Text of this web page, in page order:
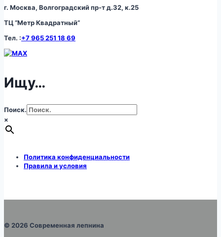
г. Москва, Волгоградский пр-т д.32, к.25
ТЦ “Метр Квадратный”
Тел. :+7 965 251 18 69
Ищу…
Поиск.
×
Политика конфиденциальности
Правила и условия
© 2026 Современная лепнина